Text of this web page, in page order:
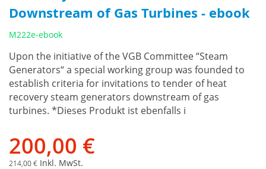
Downstream of Gas Turbines - ebook
M222e-ebook
Upon the initiative of the VGB Committee “Steam
Generators“ a special working group was founded to
establish criteria for invitations to tender of heat
recovery steam generators downstream of gas
turbines. *Dieses Produkt ist ebenfalls i
200,00 €
214,00 € Inkl. MwSt.